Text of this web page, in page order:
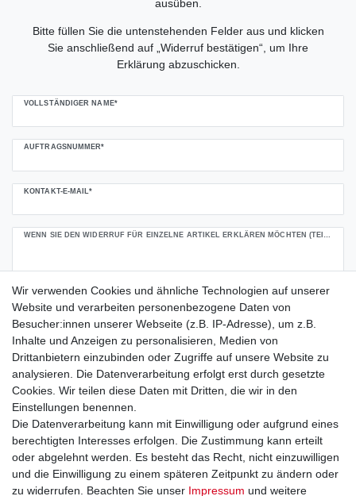
ausüben.
Bitte füllen Sie die untenstehenden Felder aus und klicken
Sie anschließend auf „Widerruf bestätigen“, um Ihre
Erklärung abzuschicken.
VOLLSTÄNDIGER NAME*
AUFTRAGSNUMMER*
KONTAKT-E-MAIL*
WENN SIE DEN WIDERRUF FÜR EINZELNE ARTIKEL ERKLÄREN MÖCHTEN (TEILWIDERRUF), GEBEN SIE BITTE DIE JEWEILIGE(N) ARTIKELNUMMER(N) NACHFOLGEND AN. ODER WIDERRUFSGRUND (OPTIONAL)
Ceres::Template.mailFormHoneypotLabel
Widerrufen bestätigen
Wir verwenden Cookies und ähnliche Technologien auf unserer
Website und verarbeiten personenbezogene Daten von
Besucher:innen unserer Webseite (z.B. IP-Adresse), um z.B.
Inhalte und Anzeigen zu personalisieren, Medien von
Drittanbietern einzubinden oder Zugriffe auf unsere Website zu
analysieren. Die Datenverarbeitung erfolgt erst durch gesetzte
Cookies. Wir teilen diese Daten mit Dritten, die wir in den
Einstellungen benennen.
Die Datenverarbeitung kann mit Einwilligung oder aufgrund eines
berechtigten Interesses erfolgen. Die Zustimmung kann erteilt
oder abgelehnt werden. Es besteht das Recht, nicht einzuwilligen
und die Einwilligung zu einem späteren Zeitpunkt zu ändern oder
zu widerrufen. Beachten Sie unser Impressum und weitere